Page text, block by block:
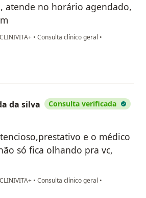
atende no horário agendado,
CLINIVITA+ • Consulta clínico geral •
da silva Consulta verificada
e o médico
só fica olhando pra vc,
CLINIVITA+ • Consulta clínico geral •
Fernanda da silva